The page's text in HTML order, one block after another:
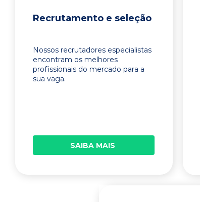
Recrutamento e seleção
Nossos recrutadores especialistas
encontram os melhores
profissionais do mercado para a
sua vaga.
SAIBA MAIS